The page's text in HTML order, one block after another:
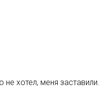
хотел, меня заставили.